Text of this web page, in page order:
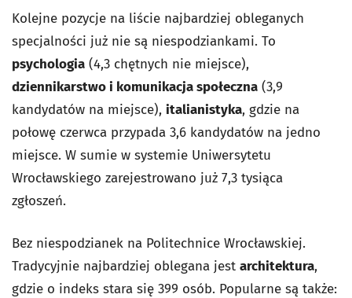
Kolejne pozycje na liście najbardziej obleganych
specjalności już nie są niespodziankami. To
psychologia (4,3 chętnych nie miejsce),
dziennikarstwo i komunikacja społeczna (3,9
kandydatów na miejsce), italianistyka, gdzie na
połowę czerwca przypada 3,6 kandydatów na jedno
miejsce. W sumie w systemie Uniwersytetu
Wrocławskiego zarejestrowano już 7,3 tysiąca
zgłoszeń.
Bez niespodzianek na Politechnice Wrocławskiej.
Tradycyjnie najbardziej oblegana jest architektura,
gdzie o indeks stara się 399 osób. Popularne są także: